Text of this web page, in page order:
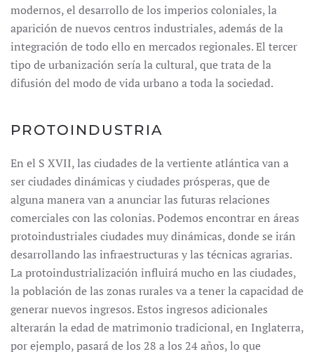
modernos, el desarrollo de los imperios coloniales, la
aparición de nuevos centros industriales, además de la
integración de todo ello en mercados regionales. El tercer
tipo de urbanización sería la cultural, que trata de la
difusión del modo de vida urbano a toda la sociedad.
PROTOINDUSTRIA
En el S XVII, las ciudades de la vertiente atlántica van a
ser ciudades dinámicas y ciudades prósperas, que de
alguna manera van a anunciar las futuras relaciones
comerciales con las colonias. Podemos encontrar en áreas
protoindustriales ciudades muy dinámicas, donde se irán
desarrollando las infraestructuras y las técnicas agrarias.
La protoindustrialización influirá mucho en las ciudades,
la población de las zonas rurales va a tener la capacidad de
generar nuevos ingresos. Estos ingresos adicionales
alterarán la edad de matrimonio tradicional, en Inglaterra,
por ejemplo, pasará de los 28 a los 24 años, lo que